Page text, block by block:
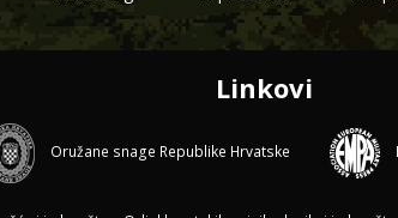
Linkovi
Oružane snage Republike Hrvatske